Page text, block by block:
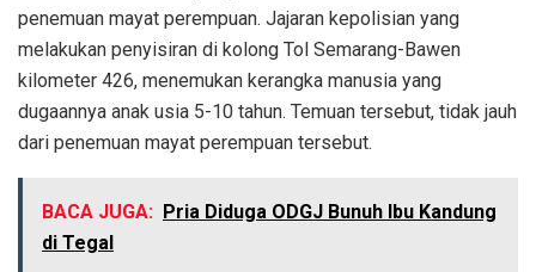
penemuan mayat perempuan. Jajaran kepolisian yang
melakukan penyisiran di kolong Tol Semarang-Bawen
kilometer 426, menemukan kerangka manusia yang
dugaannya anak usia 5-10 tahun. Temuan tersebut, tidak jauh
dari penemuan mayat perempuan tersebut.
BACA JUGA: Pria Diduga ODGJ Bunuh Ibu Kandung
di Tegal